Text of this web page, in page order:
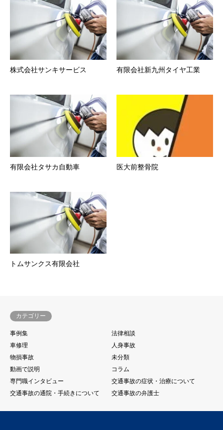
株式会社サンキサービス 有限会社新九州タイヤ工業
有限会社タサカ自動車 医大前整骨院
トムサンクス有限会社
カテゴリー
事例集
法律相談
車修理
人身事故
物損事故
未分類
動画で説明
コラム
専門職インタビュー
交通事故の症状・治療について
交通事故の通院・手続きについて
交通事故の弁護士